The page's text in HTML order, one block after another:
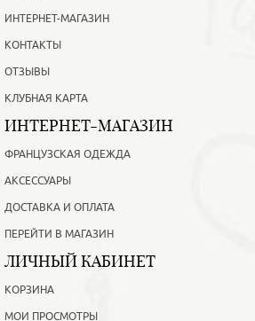
ИНТЕРНЕТ-МАГАЗИН
КОНТАКТЫ
ОТЗЫВЫ
КЛУБНАЯ КАРТА
ИНТЕРНЕТ-МАГАЗИН
ФРАНЦУЗСКАЯ ОДЕЖДА
АКСЕССУАРЫ
ДОСТАВКА И ОПЛАТА
ПЕРЕЙТИ В МАГАЗИН
ЛИЧНЫЙ КАБИНЕТ
КОРЗИНА
МОИ ПРОСМОТРЫ